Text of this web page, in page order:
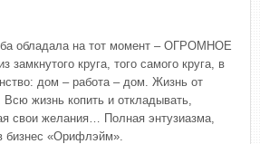
обладала на тот момент – ОГРОМНОЕ
круга, того самого круга, в
дом – работа – дом. Жизнь от
жизнь копить и откладывать,
свои желания… Полная энтузиазма,
бизнес «Орифлэйм».